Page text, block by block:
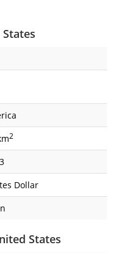
2
Dollar
States